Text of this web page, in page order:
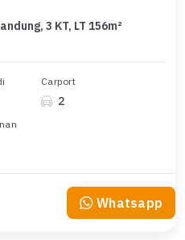
3 KT, LT 156m²
Carport
2
Whatsapp